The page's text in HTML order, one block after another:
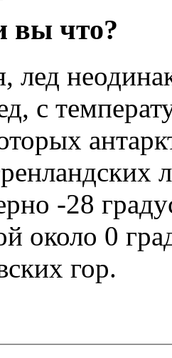
вы что?
лед
с
-28
около 0
гор.